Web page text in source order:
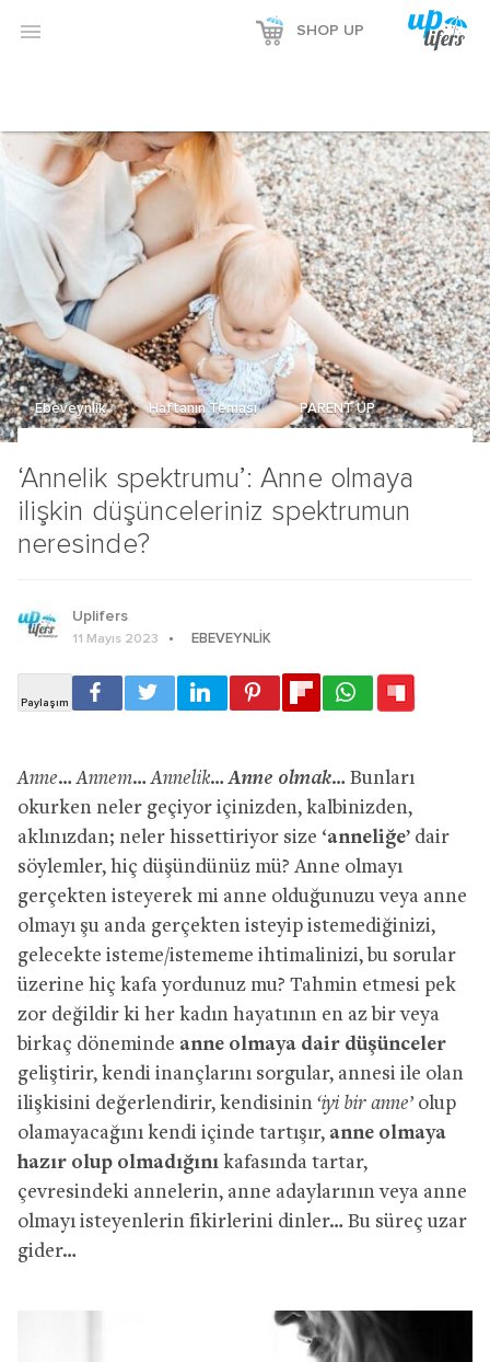
 SHOP UP
‘Annelik spektrumu’: Anne olmaya
ilişkin düşünceleriniz spektrumun
neresinde?
Ebeveynlik Haftanın Teması PARENT UP
Uplifers
11 Mayıs 2023 EBEVEYNLIK
Anne… Annem… Annelik…Anne olmak… Bunları
okurken neler geçiyor içinizden, kalbinizden,
aklınızdan; neler hissettiriyor size ‘anneliğe’ dair
söylemler, hiç düşündünüz mü? Anne olmayı
gerçekten isteyerek mi anne olduğunuzu veya anne
olmayı şu anda gerçekten isteyip istemediğinizi,
gelecekte isteme/istememe ihtimalinizi, bu sorular
üzerine hiç kafa yordunuz mu? Tahmin etmesi pek
zor değildir ki her kadın hayatının en az bir veya
birkaç döneminde anne olmaya dair düşünceler
geliştirir, kendi inançlarını sorgular, annesi ile olan
ilişkisini değerlendirir, kendisinin ‘iyi bir anne’ olup
olamayacağını kendi içinde tartışır, anne olmaya
hazır olup olmadığını kafasında tartar,
çevresindeki annelerin, anne adaylarının veya anne
olmayı isteyenlerin fikirlerini dinler… Bu süreç uzar
gider…